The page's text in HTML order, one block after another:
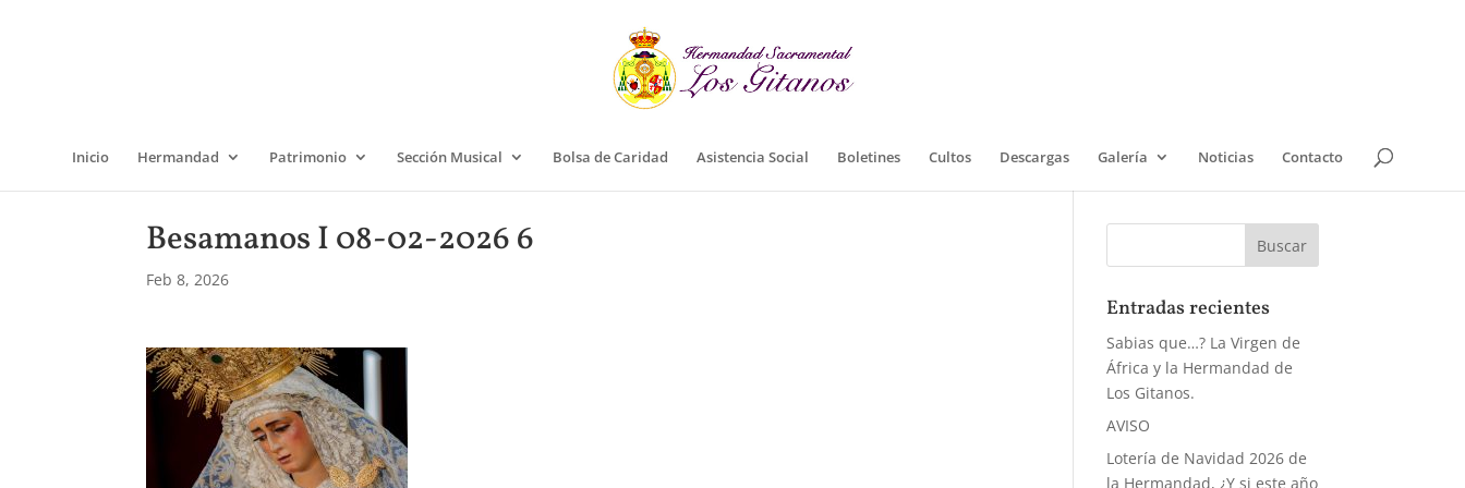
Inicio Hermandad Patrimonio Sección Musical Bolsa de Caridad Asistencia Social Boletines Cultos Descargas Galería Noticias Contacto
Besamanos I 08-02-2026 6
Feb 8, 2026
Entradas recientes
Sabias que…? La Virgen de
África y la Hermandad de
Los Gitanos.
AVISO
Lotería de Navidad 2026 de
la Hermandad, ¿Y si este año